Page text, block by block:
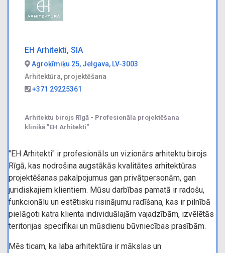
EH Arhitekti, SIA
Agroķīmiķu 25, Jelgava, LV-3003
Arhitektūra, projektēšana
+371 29225361
Arhitektu birojs Rīgā - Profesionāla projektēšana
klīnikā "EH Arhitekti"
"EH Arhitekti" ir profesionāls un vizionārs arhitektu birojs
Rīgā, kas nodrošina augstākās kvalitātes arhitektūras
projektēšanas pakalpojumus gan privātpersonām, gan
juridiskajiem klientiem. Mūsu darbības pamatā ir radošu,
funkcionālu un estētisku risinājumu radīšana, kas ir pilnībā
pielāgoti katra klienta individuālajām vajadzībām, izvēlētās
teritorijas specifikai un mūsdienu būvniecības prasībām.
Mēs ticam, ka laba arhitektūra ir mākslas un